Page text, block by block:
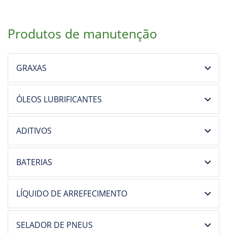
Produtos de manutenção
GRAXAS
ÓLEOS LUBRIFICANTES
ADITIVOS
BATERIAS
LÍQUIDO DE ARREFECIMENTO
SELADOR DE PNEUS